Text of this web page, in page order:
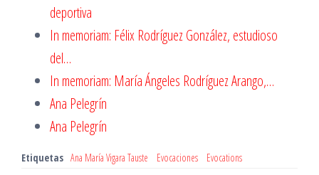
deportiva
In memoriam: Félix Rodríguez González, estudioso
del…
In memoriam: María Ángeles Rodríguez Arango,…
Ana Pelegrín
Ana Pelegrín
Etiquetas Ana María Vigara Tauste Evocaciones Evocations